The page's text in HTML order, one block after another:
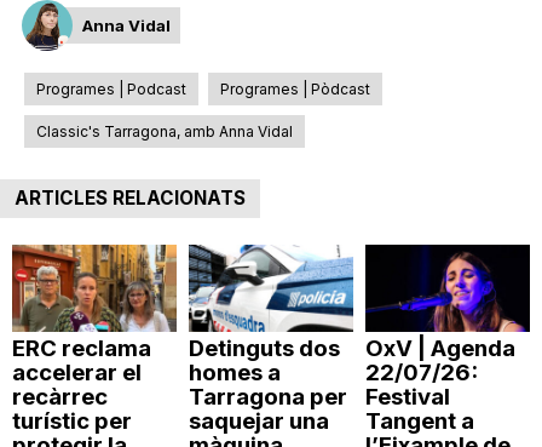
r
r
a
g
o
n
Anna Vidal
Programes | Podcast Programes | Pòdcast
Classic's Tarragona, amb Anna Vidal
ARTICLES RELACIONATS
ERC reclama
accelerar el
recàrrec
turístic per
Detinguts dos
homes a
Tarragona per
saquejar una
OxV | Agenda
22/07/26:
Festival
Tangent a